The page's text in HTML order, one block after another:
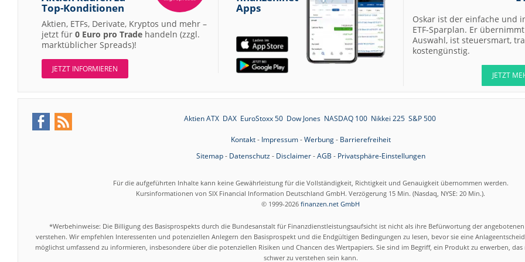
Underweight
07.08.26
IONOS
Springer Nature
Overweight
07.08.26
Equal Weight
07.08.26
RENK Kaufen
07.08.26
Scout24 Kaufen
Top-Konditionen
Aktien, ETFs, Derivate, Kryptos und mehr –
jetzt für 0 Euro pro Trade handeln (zzgl.
marktüblicher Spreads)!
JETZT INFORMIEREN
Apps
Oskar ist der einfache und
ETF-Sparplan. Er übernimmt
Auswahl, ist steuersmart,
kostengünstig.
JETZT
Aktien ATX DAX EuroStoxx 50 Dow Jones NASDAQ 100 Nikkei 225 S&P 500
Kontakt- Impressum-Werbung- Barrierefreiheit
Sitemap- Datenschutz- Disclaimer-AGB - Privatsphäre-Einstellungen
Für die aufgeführten Inhalte kann keine Gewährleistung für die Vollständigkeit, Richtigkeit und Genauigkeit übernommen werden.
Kursinformationen von SIX Financial Information Deutschland GmbH. Verzögerung 15 Min. (Nasdaq, NYSE: 20 Min.).
© 1999-2026 finanzen.net GmbH
*Werbehinweise: Die Billigung des Basisprospekts durch die Bundesanstalt für Finanzdienstleistungsaufsicht ist nicht als ihre Befürwortung der
verstehen. Wir empfehlen Interessenten und potenziellen Anlegern den Basisprospekt und die Endgültigen Bedingungen zu lesen, bevor sie eine
möglichst umfassend zu informieren, insbesondere über die potenziellen Risiken und Chancen des Wertpapiers. Sie sind im Begriff, ein Produkt zu erwerben,
schwer zu verstehen sein kann.